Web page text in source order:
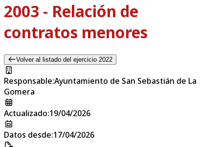
2003 - Relación de
contratos menores
Volver al listado del ejercicio 2022
Responsable:Ayuntamiento de San Sebastián de La
Gomera
Actualizado:19/04/2026
Datos desde:17/04/2026